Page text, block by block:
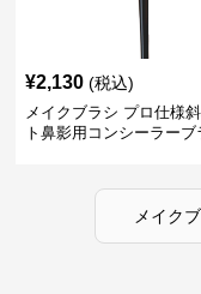
¥2,130 (税込)
メイクブラシ プロ仕様
ト鼻影用コンシーラーブ
メイク